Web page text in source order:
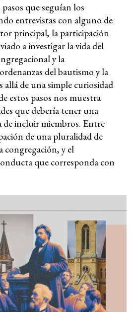
que seguían los
entrevistas con alguno de
principal, la participación
a investigar la vida del
y la
del bautismo y la
allá de una simple curiosidad
estos pasos nos muestra
que debería tener una
de incluir miembros. Entre
de una pluralidad de
congregación, y el
que corresponda con